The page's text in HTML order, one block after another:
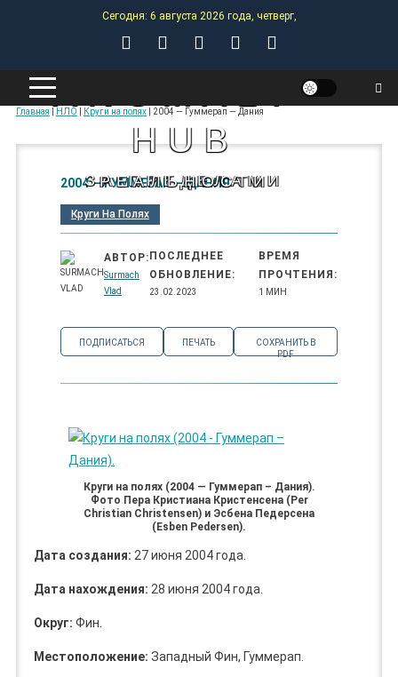
Сегодня: 6 августа 2026 года, четверг,
ANOMALY-
HUB
ЗА ПРЕДЕЛАМИ РЕАЛЬНОСТИ
Главная НЛО Круги на полях| 2004 — Гуммерап — Дания
2004 — ГУММЕРАП — ДАНИЯ
Круги На Полях
АВТОР:
Surmach
Vlad
ПОСЛЕДНЕЕ
ОБНОВЛЕНИЕ:
23.02.2023
ВРЕМЯ
ПРОЧТЕНИЯ:
1 МИН
ПОДПИСАТЬСЯ ПЕЧАТЬ
СОХРАНИТЬ В
PDF
Круги на полях (2004 — Гуммерап – Дания).
Фото Пера Кристиана Кристенсена (Per
Christian Christensen) и Эсбена Педерсена
(Esben Pedersen).
Дата создания: 27 июня 2004 года.
Дата нахождения: 28 июня 2004 года.
Округ: Фин.
Местоположение: Западный Фин, Гуммерап.